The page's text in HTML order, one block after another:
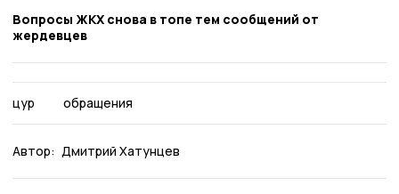
Вопросы ЖКХ снова в топе тем сообщений от
жердевцев
цур обращения
Автор: Дмитрий Хатунцев